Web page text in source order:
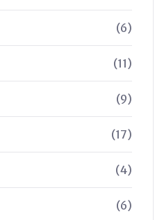
(6)
(11)
(9)
(17)
(4)
(6)